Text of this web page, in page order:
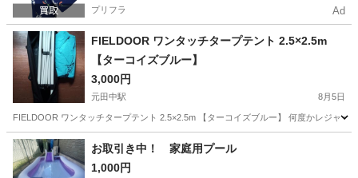
プリフラ Ad
FIELDOOR ワンタッチタープテント 2.5×2.5m
【ターコイズブルー】
3,000円
元田中駅 8月5日
FIELDOOR ワンタッチタープテント 2.5×2.5m 【ターコイズブルー】 何度かレジャ
京都 京都市 元田中駅 その他 ワンタッチタープテント
お取引き中！ 家庭用プール
1,000円